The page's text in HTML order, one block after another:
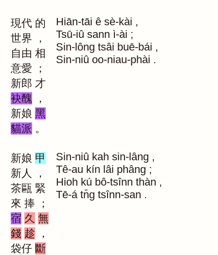
現代 的
世界
，
自由 相
意愛
；
新郎 才
袂醜
，
新娘 黑
貓派 。
Hiān-tāi ê sè-kài ,
Tsū-iû sann ì-ài ;
Sin-lông tsâi buē-bái ,
Sin-niû oo-niau-phài .
新娘 甲
新人
，
茶甌 緊
來 捧
；
宿 久 無
錢 趁
，
袋仔 斷
Sin-niû kah sin-lâng ,
Tê-au kín lâi phâng ;
Hioh kú bô-tsînn thàn ,
Tē-á tn̄g tsînn-san .